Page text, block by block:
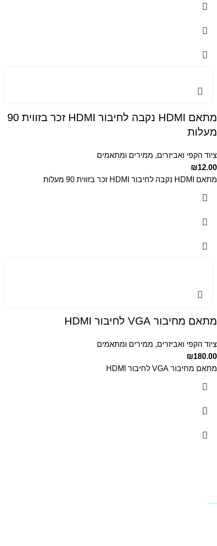
מתאם HDMI נקבה לחיבור HDMI זכר בזווית 90
מעלות
ציוד הקפי ואביזרים, ממירים ומתאמים
₪12.00
מתאם HDMI נקבה לחיבור HDMI זכר בזווית 90 מעלות
מתאם מחיבור VGA לחיבור HDMI
ציוד הקפי ואביזרים, ממירים ומתאמים
₪180.00
מתאם מחיבור VGA לחיבור HDMI